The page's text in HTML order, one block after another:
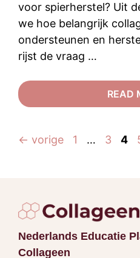
voor spierherstel? Uit
we hoe belangrijk
ondersteunen en
rijst de vraag …
READ
← vorige Pagina
1 … Pagina
3 4
Nederlands Educatie
Collageen